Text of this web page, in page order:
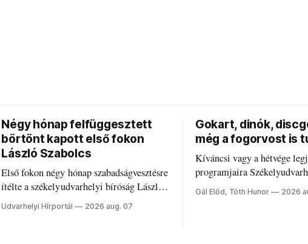
Négy hónap felfüggesztett
börtönt kapott első fokon
László Szabolcs
Első fokon négy hónap szabadságvesztésre
ítélte a székelyudvarhelyi bíróság László
Szabolcsot.
Udvarhelyi Hírportál 2026 aug. 07
Gokart, dinók,
még a fogorvost is
Kíváncsi vagy a hétvége
programjaira
Nálunk megtalálod őket –
fogaddal, a fogorvosi
Gál Előd, Tóth Hunor 2026